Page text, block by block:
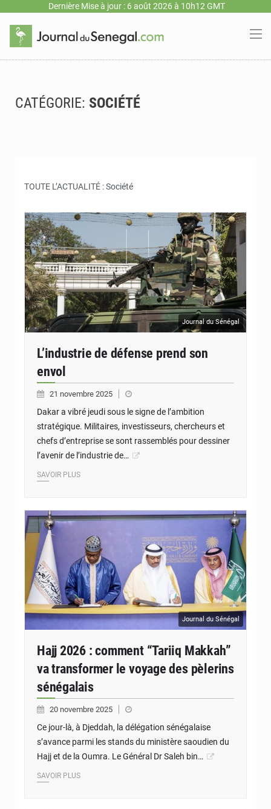
Dernière Mise à jour : 6 août 2026 à 10h12 GMT
CATÉGORIE: SOCIÉTÉ
TOUTE L’ACTUALITÉ : Société
Journal du Sénégal
L’industrie de défense prend son
envol
21 novembre 2025
Dakar a vibré jeudi sous le signe de l’ambition
stratégique. Militaires, investisseurs, chercheurs et
chefs d’entreprise se sont rassemblés pour dessiner
l’avenir de l’industrie de…
SAVOIR PLUS
Journal du Sénégal
Hajj 2026 : comment “Tariiq Makkah”
va transformer le voyage des pèlerins
sénégalais
20 novembre 2025
Ce jour-là, à Djeddah, la délégation sénégalaise
s’avance parmi les stands du ministère saoudien du
Hajj et de la Oumra. Le Général Dr Saleh bin…
SAVOIR PLUS